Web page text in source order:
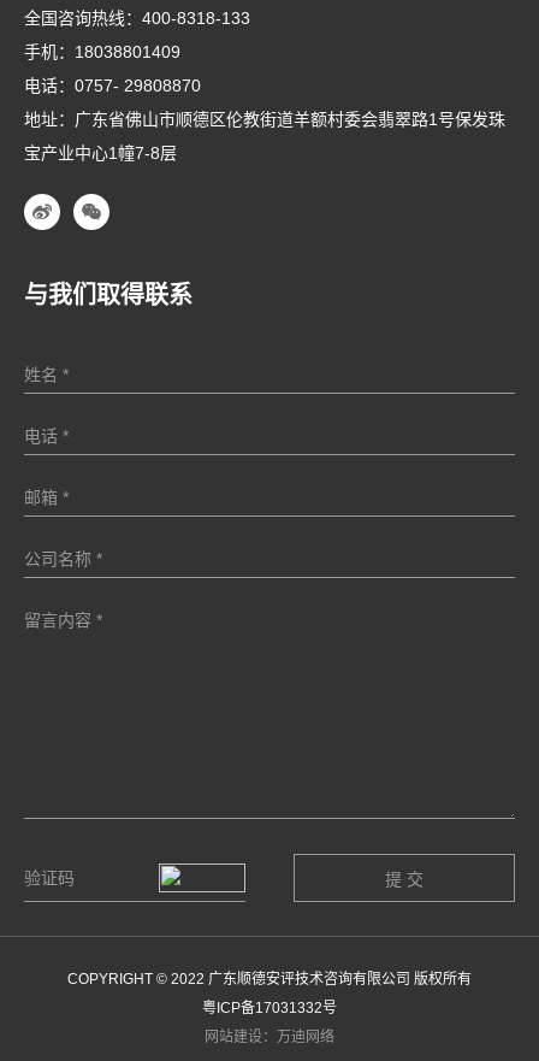
全国咨询热线： 400-8318-133
手机： 18038801409
电话： 0757- 29808870
地址：广东省佛山市顺德区伦教街道羊额村委会翡翠路1号保发珠
宝产业中心1幢7-8层
与我们取得联系
COPYRIGHT © 2022 广东顺德安评技术咨询有限公司 版权所有
粤ICP备17031332号
网站建设：万迪网络